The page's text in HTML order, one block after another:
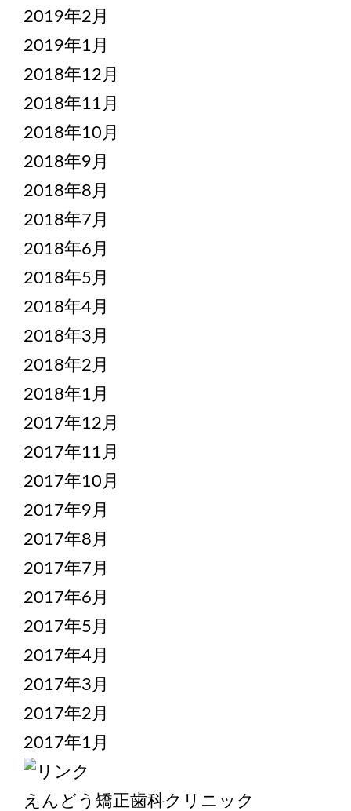
2019年2月
2019年1月
2018年12月
2018年11月
2018年10月
2018年9月
2018年8月
2018年7月
2018年6月
2018年5月
2018年4月
2018年3月
2018年2月
2018年1月
2017年12月
2017年11月
2017年10月
2017年9月
2017年8月
2017年7月
2017年6月
2017年5月
2017年4月
2017年3月
2017年2月
2017年1月
えんどう矯正歯科クリニック